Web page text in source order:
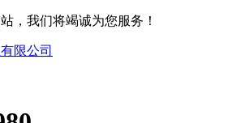
，我们将竭诚为您服务！